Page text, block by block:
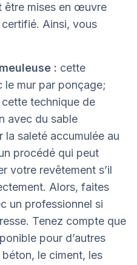
être mises en œuvre
Ainsi, vous
: cette
le mur par ponçage;
cette technique de
avec du sable
saleté accumulée au
procédé qui peut
votre revêtement s’il
Alors, faites
un professionnel si
Tenez compte que
pour d’autres
le ciment, les